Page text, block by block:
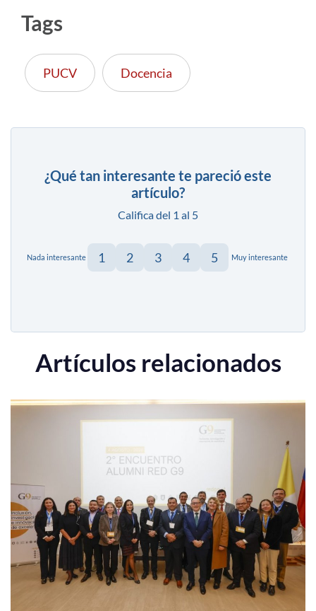
Tags
PUCV Docencia
¿Qué tan interesante te pareció este
artículo?
Califica del 1 al 5
Nada interesante 1 2 3 4 5 Muy interesante
Artículos relacionados